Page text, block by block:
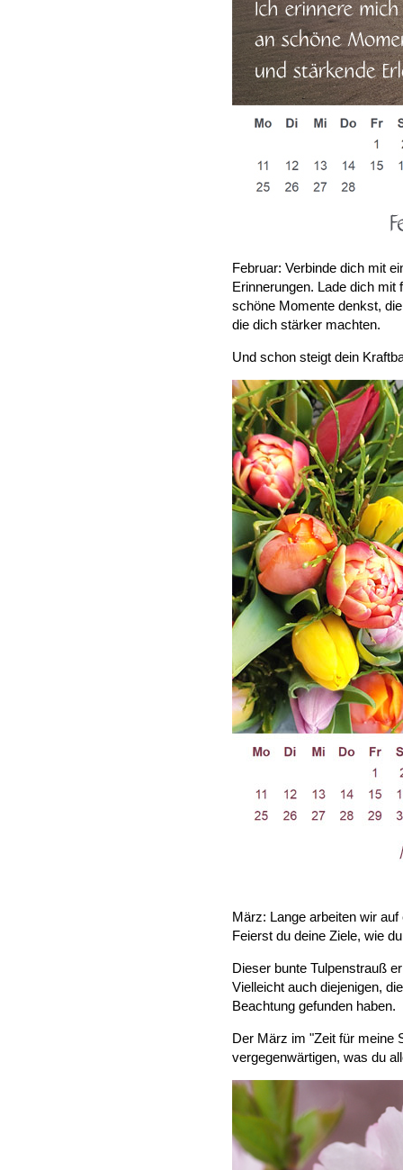
Februar: Verbinde dich mit
Erinnerungen. Lade dich mit
schöne Momente denkst,
die dich stärker machten.
Und schon steigt dein
März: Lange arbeiten wir
Feierst du deine Ziele, wie
Dieser bunte Tulpenstrauß
Vielleicht auch diejenigen,
Beachtung gefunden haben.
Der März im "Zeit für meine
vergegenwärtigen, was du